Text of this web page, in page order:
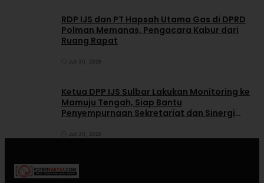
RDP IJS dan PT Hapsah Utama Gas di DPRD
Polman Memanas, Pengacara Kabur dari
Ruang Rapat
Juli 30, 2026
Ketua DPP IJS Sulbar Lakukan Monitoring ke
Mamuju Tengah, Siap Bantu
Penyempurnaan Sekretariat dan Sinergi
Juli 30, 2026